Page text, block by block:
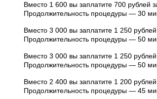
Вместо 1 600 вы заплатите 700 рублей
Продолжительность процедуры — 30
Вместо 3 000 вы заплатите 1 250 рублей
Продолжительность процедуры — 50
Вместо 3 000 вы заплатите 1 250 рублей
Продолжительность процедуры — 50
Вместо 2 400 вы заплатите 1 200 рублей
Продолжительность процедуры — 45